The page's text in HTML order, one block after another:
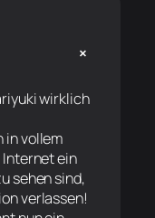
+
wirklich
in vollem
Internet ein
sehen sind,
verlassen!